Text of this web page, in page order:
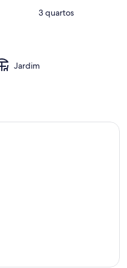
3 quartos
Jardim